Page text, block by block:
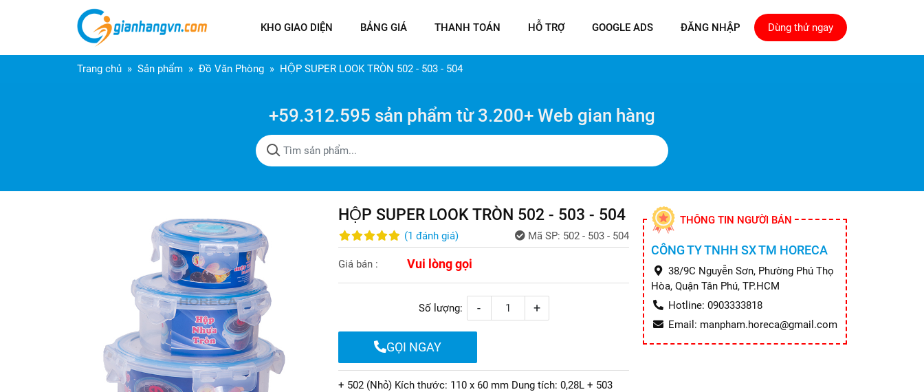
KHO GIAO DIỆN BẢNG GIÁ THANH TOÁN HỖ TRỢ GOOGLE ADS ĐĂNG NHẬP Dùng thử ngay
Trang chủ Sản phẩm Đồ Văn Phòng HỘP SUPER LOOK TRÒN 502 - 503 - 504
+59.312.595 sản phẩm từ 3.200+ Web gian hàng
HỘP SUPER LOOK TRÒN 502 - 503 - 504
(1 đánh giá) Mã SP: 502 - 503 - 504
Giá bán : Vui lòng gọi
Số lượng: - +
GỌI NGAY
+ 502 (Nhỏ) Kích thước: 110 x 60 mm Dung tích: 0,28L + 503
THÔNG TIN NGƯỜI BÁN
CÔNG TY TNHH SX TM HORECA
38/9C Nguyễn Sơn, Phường Phú Thọ
Hòa, Quận Tân Phú, TP.HCM
Hotline: 0903333818
Email: manpham.horeca@gmail.com